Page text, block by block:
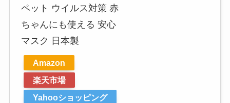
ペット ウイルス対策 赤
ちゃんにも使える 安心
マスク 日本製
Amazon
楽天市場
Yahooショッピング